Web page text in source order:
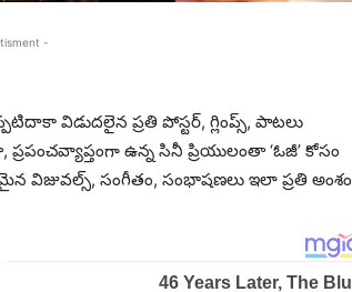
-
విడుదలైన ప్రతి పోస్టర్, గ్లింప్స్, పాటలు
ఉన్న సినీ ప్రియులంతా ‘ఓజీ’ కోసం
విజువల్స్, సంగీతం, సంభాషణలు ఇలా ప్రతి అంశం